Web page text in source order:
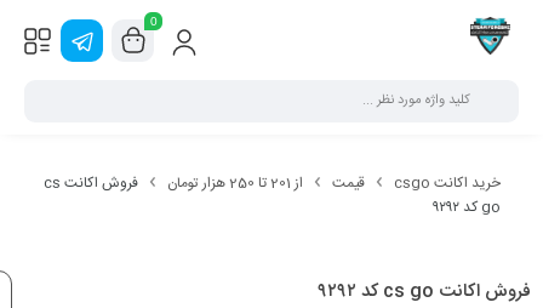
0
خرید اکانت csgo قیمت از 201 تا 250 هزار تومان
فروش اکانت cs
go کد ۹۲۹۲
فروش اکانت cs go کد ۹۲۹۲